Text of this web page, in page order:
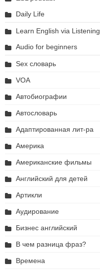
Daily Life
Learn English via Listening
Audio for beginners
Sex словарь
VOA
Автобиографии
Автословарь
Адаптированная лит-ра
Америка
Американские фильмы
Английский для детей
Артикли
Аудирование
Бизнес английский
В чем разница фраз?
Времена